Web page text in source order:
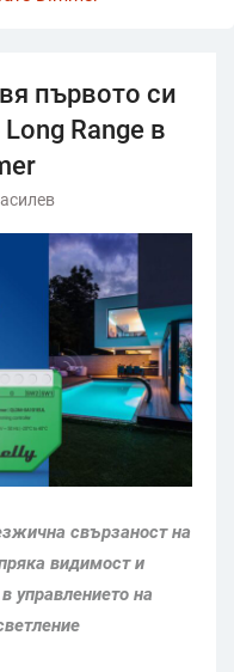
първото си
Range в
свързаност на
видимост и
управлението на